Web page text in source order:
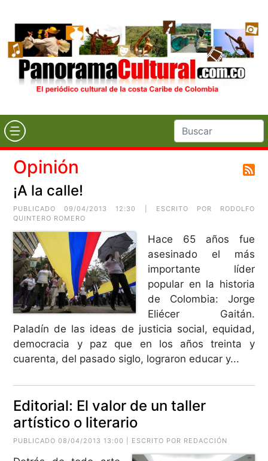
Opinión
¡A la calle!
PUBLICADO 09/04/2013 12:30 | ESCRITO POR RODOLFO
QUINTERO ROMERO
Hace 65 años fue
asesinado el más
importante líder
popular en la historia
de Colombia: Jorge
Eliécer Gaitán.
Paladín de las ideas de justicia social, equidad,
democracia y paz que en los años treinta y
cuarenta, del pasado siglo, lograron educar y...
Editorial: El valor de un taller
artístico o literario
PUBLICADO 08/04/2013 13:00 | ESCRITO POR REDACCIÓN